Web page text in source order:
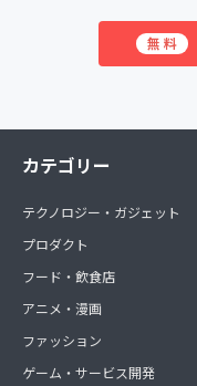
無料
カテゴリー
テクノロジー・ガジェット
プロダクト
フード・飲食店
アニメ・漫画
ファッション
ゲーム・サービス開発